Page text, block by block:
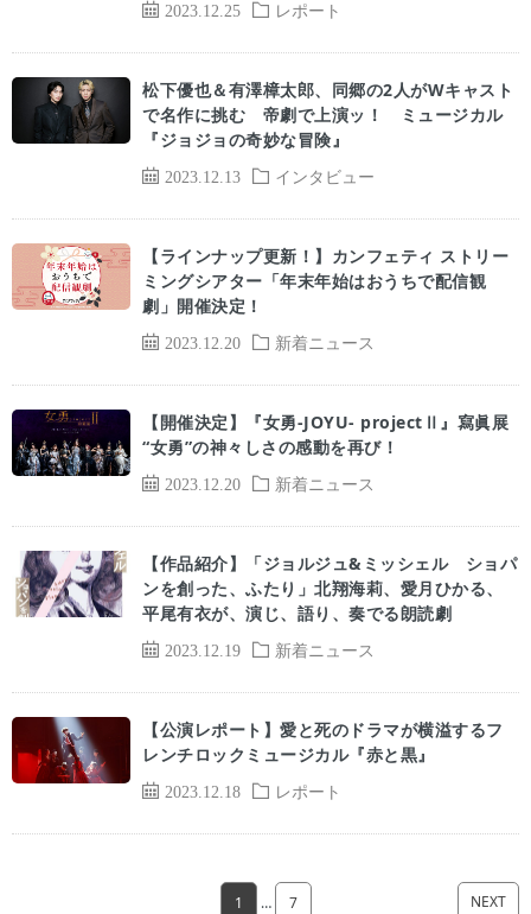
2023.12.25 レポート
2023.12.13 インタビュー
松下優也＆有澤樟太郎、同郷の2人がWキャスト
で名作に挑む 帝劇で上演ッ！ ミュージカル
『ジョジョの奇妙な冒険』
2023.12.20 新着ニュース
【ラインナップ更新！】カンフェティ ストリー
ミングシアター「年末年始はおうちで配信観
劇」開催決定！
2023.12.20 新着ニュース
【開催決定】『女勇-JOYU- projectⅡ』寫眞展
“女勇”の神々しさの感動を再び！
2023.12.19 新着ニュース
【作品紹介】「ジョルジュ&ミッシェル ショパ
ンを創った、ふたり」北翔海莉、愛月ひかる、
平尾有衣が、演じ、語り、奏でる朗読劇
2023.12.18 レポート
【公演レポート】愛と死のドラマが横溢するフ
レンチロックミュージカル『赤と黒』
1 … 7 NEXT